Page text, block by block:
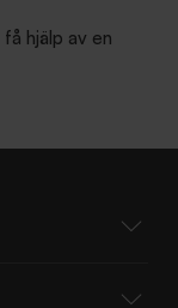
hjälp av en